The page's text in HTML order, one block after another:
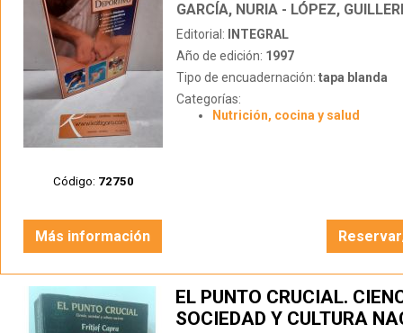
Código: 72750
GARCÍA, NURIA - LÓPEZ,
Editorial:
INTEGRAL
Año de edición: 1997
Tipo de encuadernación: tapa blanda
Categorías:
Nutrición, cocina y salud
Más información
EL PUNTO CRUCIAL.
SOCIEDAD Y CULTURA